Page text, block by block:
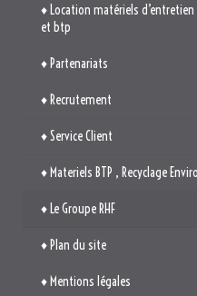
♦ Location matériels
et btp
♦ Partenariats
♦ Recrutement
♦ Service Client
♦ Materiels BTP , Recyclage
♦ Le Groupe RHF
♦ Plan du site
♦ Mentions légales